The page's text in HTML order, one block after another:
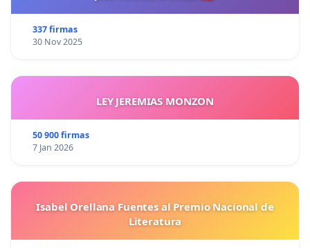
337 firmas
30 Nov 2025
LEY JEREMIAS MONZON
50 900 firmas
7 Jan 2026
Isabel Orellana Fuentes al Premio Nacional de
Literatura